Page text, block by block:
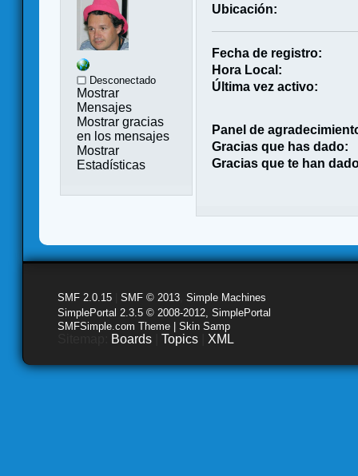
Desconectado
Mostrar
Mensajes
Mostrar gracias
en los mensajes
Mostrar
Estadísticas
Ubicación:
Fecha de registro:
Hora Local:
Última vez activo:
Panel de
Gracias que has dado:
Gracias que te han
SMF 2.0.15 SMF © 2013 Simple Machines
SimplePortal 2.3.5 © 2008-2012, SimplePortal
SMFSimple.com Theme | Skin Samp
Boards Topics XML